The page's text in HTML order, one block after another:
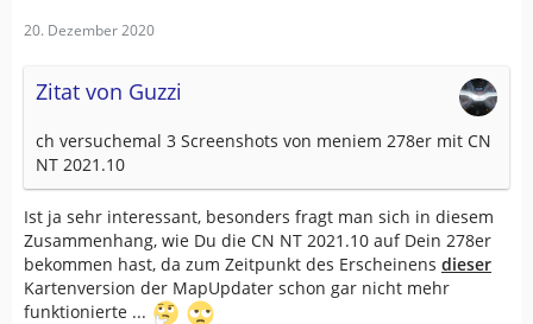
20. Dezember 2020
Zitat von Guzzi
ch versuchemal 3 Screenshots von meniem 278er mit CN
NT 2021.10
Ist ja sehr interessant, besonders fragt man sich in diesem
Zusammenhang, wie Du die CN NT 2021.10 auf Dein 278er
bekommen hast, da zum Zeitpunkt des Erscheinens dieser
Kartenversion der MapUpdater schon gar nicht mehr
funktionierte ...